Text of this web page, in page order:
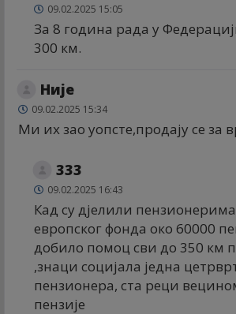
09.02.2025 15:05
За 8 година рада у
300 км.
Није
09.02.2025 15:34
Ми их зао уопсте,продају се за
333
09.02.2025 16:43
Кад су дјелили
европског фонда око 60000
добило помоц сви до 350 км
,знаци социјала једна
пензионера, ста реци
пензије